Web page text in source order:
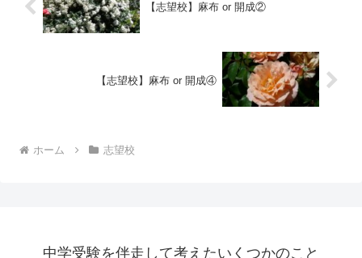
【志望校】麻布 or 開成②
【志望校】麻布 or 開成④
ホーム 志望校
中学受験を伴走して考えたいくつかのこと